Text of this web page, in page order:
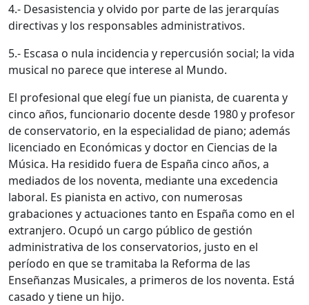
4.- Desasistencia y olvido por parte de las jerarquías
directivas y los responsables administrativos.
5.- Escasa o nula incidencia y repercusión social; la vida
musical no parece que interese al Mundo.
El profesional que elegí fue un pianista, de cuarenta y
cinco años, funcionario docente desde 1980 y profesor
de conservatorio, en la especialidad de piano; además
licenciado en Económicas y doctor en Ciencias de la
Música. Ha residido fuera de España cinco años, a
mediados de los noventa, mediante una excedencia
laboral. Es pianista en activo, con numerosas
grabaciones y actuaciones tanto en España como en el
extranjero. Ocupó un cargo público de gestión
administrativa de los conservatorios, justo en el
período en que se tramitaba la Reforma de las
Enseñanzas Musicales, a primeros de los noventa. Está
casado y tiene un hijo.